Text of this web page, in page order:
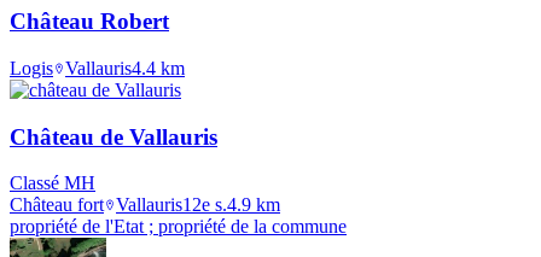
Château Robert
Logis Vallauris4.4 km
Château de Vallauris
Classé MH
Château fort Vallauris12e s.4.9 km
propriété de l'Etat ; propriété de la commune